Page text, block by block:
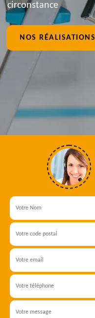
circonstance
NOS RÉALISATIONS